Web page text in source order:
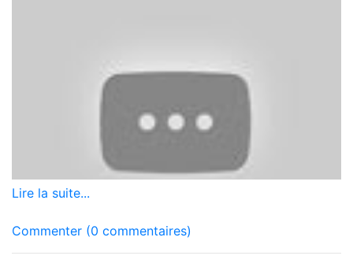
Lire la suite...
Commenter (0 commentaires)